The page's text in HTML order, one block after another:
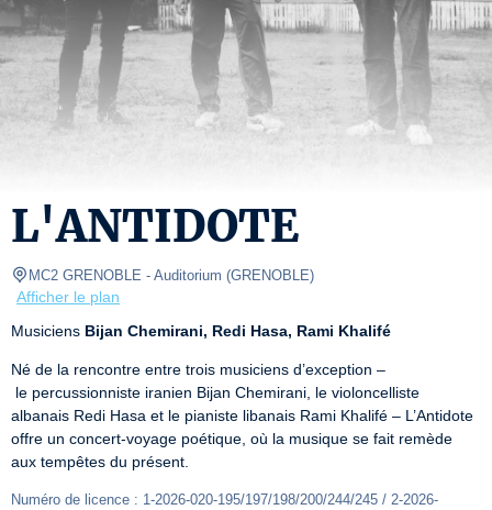
L'ANTIDOTE
MC2 GRENOBLE - Auditorium (GRENOBLE)
Afficher le plan
Musiciens Bijan Chemirani, Redi Hasa, Rami Khalifé
Né de la rencontre entre trois musiciens d’exception –
le percussionniste iranien Bijan Chemirani, le violoncelliste
albanais Redi Hasa et le pianiste libanais Rami Khalifé – L’Antidote
offre un concert-voyage poétique, où la musique se fait remède
aux tempêtes du présent.
Numéro de licence : 1-2026-020-195/197/198/200/244/245 / 2-2026-